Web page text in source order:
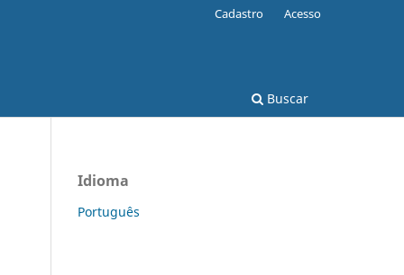
Buscar
Cadastro Acesso
Idioma
Português